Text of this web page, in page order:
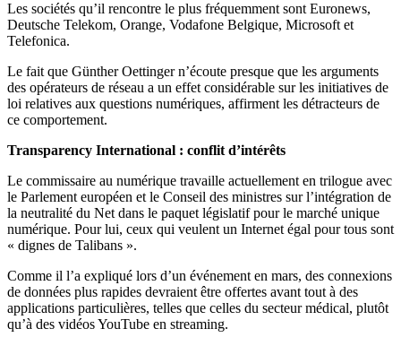
Les sociétés qu’il rencontre le plus fréquemment sont Euronews,
Deutsche Telekom, Orange, Vodafone Belgique, Microsoft et
Telefonica.
Le fait que Günther Oettinger n’écoute presque que les arguments
des opérateurs de réseau a un effet considérable sur les initiatives de
loi relatives aux questions numériques, affirment les détracteurs de
ce comportement.
Transparency International : conflit d’intérêts
Le commissaire au numérique travaille actuellement en trilogue avec
le Parlement européen et le Conseil des ministres sur l’intégration de
la neutralité du Net dans le paquet législatif pour le marché unique
numérique. Pour lui, ceux qui veulent un Internet égal pour tous sont
« dignes de Talibans ».
Comme il l’a expliqué lors d’un événement en mars, des connexions
de données plus rapides devraient être offertes avant tout à des
applications particulières, telles que celles du secteur médical, plutôt
qu’à des vidéos YouTube en streaming.